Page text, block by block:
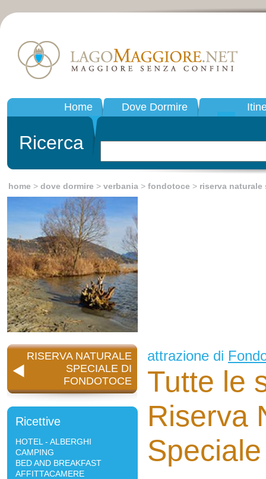
Home Dove Dormire
Ricerca
home > dove dormire > verbania > fondotoce > riserva
RISERVA NATURALE
SPECIALE DI
FONDOTOCE
Ricettive
HOTEL - ALBERGHI
CAMPING
BED AND BREAKFAST
AFFITTACAMERE
attrazione di
Tutte le
Riserva